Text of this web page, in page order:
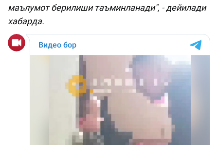
маълумот берилиши таъминланади", - дейилади
хабарда.